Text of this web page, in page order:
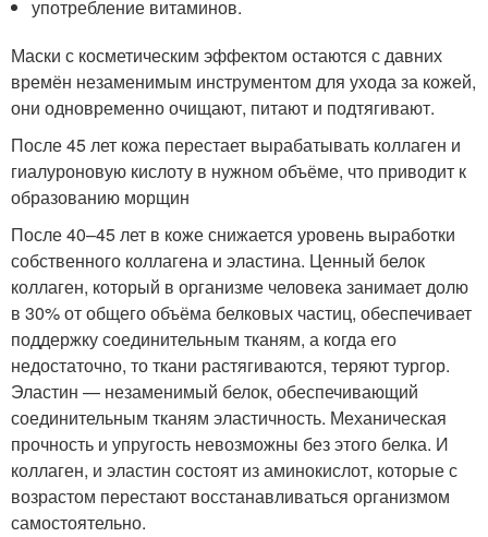
употребление витаминов.
Маски с косметическим эффектом остаются с давних
времён незаменимым инструментом для ухода за кожей,
они одновременно очищают, питают и подтягивают.
После 45 лет кожа перестает вырабатывать коллаген и
гиалуроновую кислоту в нужном объёме, что приводит к
образованию морщин
После 40–45 лет в коже снижается уровень выработки
собственного коллагена и эластина. Ценный белок
коллаген, который в организме человека занимает долю
в 30% от общего объёма белковых частиц, обеспечивает
поддержку соединительным тканям, а когда его
недостаточно, то ткани растягиваются, теряют тургор.
Эластин — незаменимый белок, обеспечивающий
соединительным тканям эластичность. Механическая
прочность и упругость невозможны без этого белка. И
коллаген, и эластин состоят из аминокислот, которые с
возрастом перестают восстанавливаться организмом
самостоятельно.